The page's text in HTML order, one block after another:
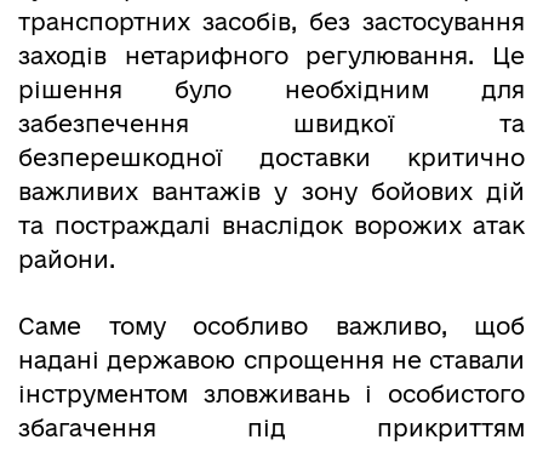
транспортних засобів, без застосування
заходів нетарифного регулювання. Це
рішення було необхідним для
забезпечення швидкої та
безперешкодної доставки критично
важливих вантажів у зону бойових дій
та постраждалі внаслідок ворожих атак
райони.
Саме тому особливо важливо, щоб
надані державою спрощення не ставали
інструментом зловживань і особистого
збагачення під прикриттям